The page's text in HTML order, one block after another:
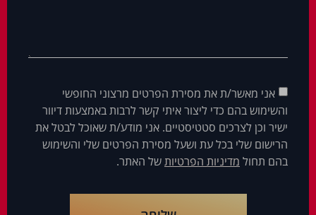
אני מאשר/ת את מסירת הפרטים מרצוני החופשי
והשימוש בהם כדי ליצור איתי קשר לרבות באמצעות דיוור
ישיר וכן לצרכים סטטיסטיים. אני מודע/ת שאוכל לבטל את
הרישום שלי בכל עת ושעל מסירת הפרטים שלי והשימוש
בהם תחול מדיניות הפרטיותשל האתר.